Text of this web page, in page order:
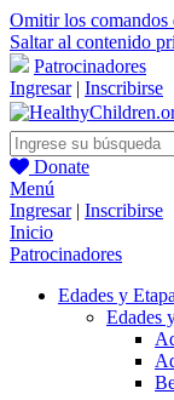
Omitir los comandos
Saltar al contenido
Patrocinadores
Ingresar| Inscribirse
Donate
Menú
Ingresar| Inscribirse
Inicio
Patrocinadores
Edades y
Edades